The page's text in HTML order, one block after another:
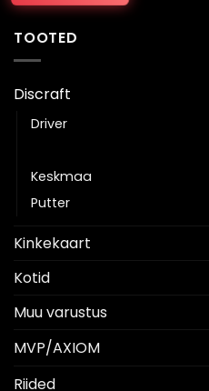
TOOTED
Discraft
Driver
Keskmaa
Putter
Kinkekaart
Kotid
Muu varustus
MVP/AXIOM
Riided